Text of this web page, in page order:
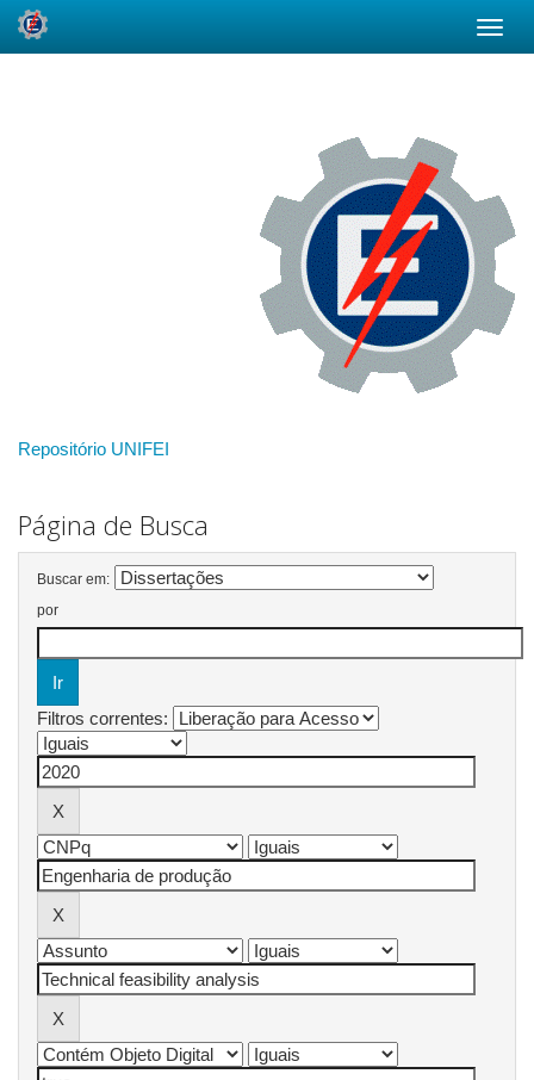
Repositório UNIFEI
Página de Busca
Buscar em:
por
Filtros correntes: